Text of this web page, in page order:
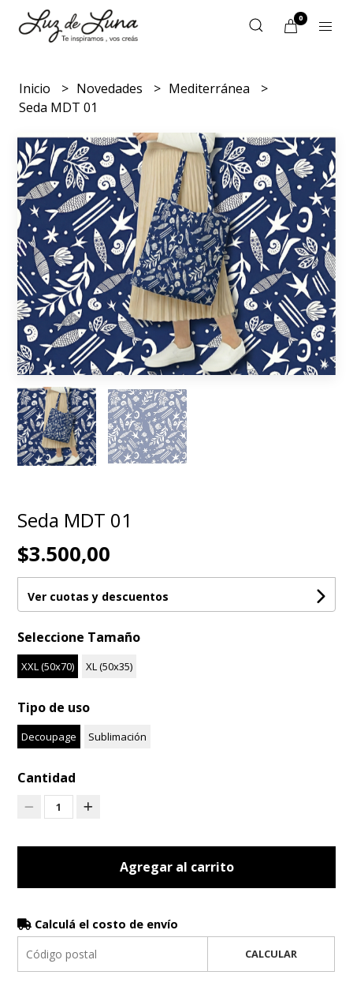
0
Inicio Novedades
Mediterránea
Seda MDT 01
Seda MDT 01
$3.500,00
Ver cuotas y descuentos
Seleccione Tamaño
XXL (50x70) XL (50x35)
Tipo de uso
Decoupage Sublimación
Cantidad
1
Agregar al carrito
Calculá el costo de envío
CALCULAR